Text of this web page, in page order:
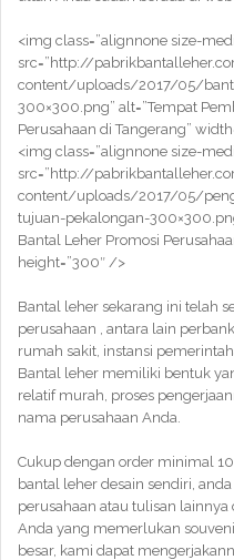
<img class=”alignnone size-
src=”http://
content/uploads/2017/05/
300×300.png” alt=”Tempat
Perusahaan di Tangerang”
<img class=”alignnone size-
src=”http://
content/uploads/2017/05/
tujuan-pekalongan-
Bantal Leher Promosi
height=”300″ />
Bantal leher sekarang ini telah
perusahaan , antara lain
rumah sakit, instansi
Bantal leher memiliki bentuk
relatif murah, proses
nama perusahaan Anda.
Cukup dengan order minimal
bantal leher desain sendiri,
perusahaan atau tulisan
Anda yang memerlukan
besar, kami dapat